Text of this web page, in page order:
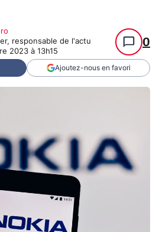
responsable de l'actu
2023 à 13h15
0
Ajoutez-nous en favori